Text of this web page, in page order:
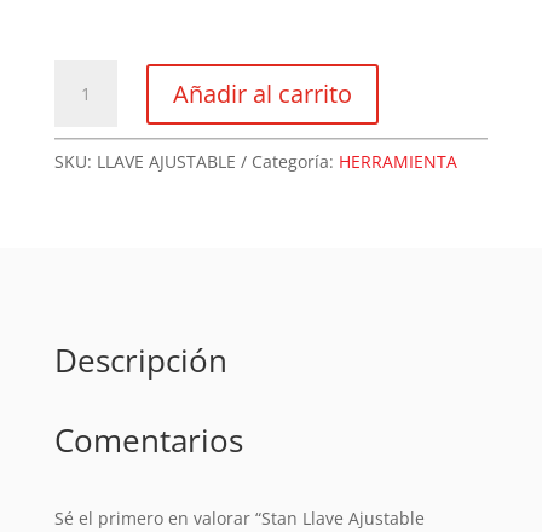
$75.000
Llave
Cromada
Añadir al carrito
SKU: LLAVE AJUSTABLE Categoría: HERRAMIENTA
Descripción
Comentarios
Sé el primero en valorar “Stan Llave Ajustable